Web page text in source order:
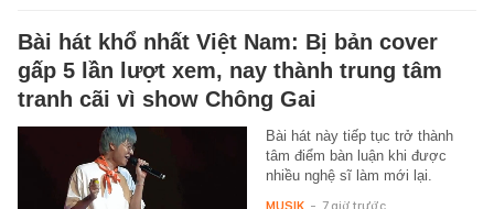
Bài hát khổ nhất Việt Nam: Bị bản cover
gấp 5 lần lượt xem, nay thành trung tâm
tranh cãi vì show Chông Gai
Bài hát này tiếp tục trở thành
tâm điểm bàn luận khi được
nhiều nghệ sĩ làm mới lại.
MUSIK - 7 giờ trước